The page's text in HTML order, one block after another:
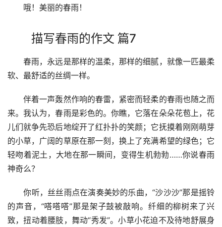
哦！美丽的春雨！
描写春雨的作文 篇7
春雨，永远是那样的温柔，那样的细腻，就像一匹最柔
软、最舒适的丝绸一样。
伴着一声轰然作响的春雷，紧密而轻柔的春雨也随之而
来。我认为，春雨是彩色的。你瞧，它落在朵朵花苞上，花
儿们就争先恐后地绽开了红扑扑的笑颜；它抚摸着刚刚萌芽
的小草，广阔的草原在那一刻，换上了充满希望的绿色；它
轻吻着泥土，大地在那一瞬间，变得生机勃勃……你说春雨
神奇么？
你听，丝丝雨点在演奏美妙的乐曲，“沙沙沙”那是摇铃
的声音，“嗒嗒嗒”那是架子鼓被敲响。纤细的柳树来了兴
致，扭动着腰肢，舞动“秀发”。小草小花迫不及待地舒展身